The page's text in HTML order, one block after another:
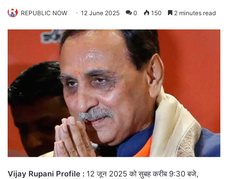
REPUBLIC NOW 12 June 2025 0 150 2 minutes read
Vijay Rupani Profile : 12 जून 2025 को सुबह करीब 9:30 बजे,